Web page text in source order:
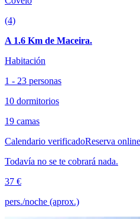
(4)
A 1.6 Km de Maceira.
Habitación
1 - 23 personas
10 dormitorios
19 camas
Calendario verificadoReserva online
Todavía no se te cobrará nada.
37 €
pers./noche (aprox.)